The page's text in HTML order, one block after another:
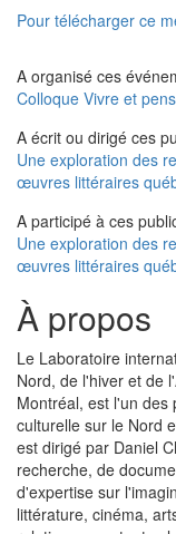
Pour télécharger ce
A organisé ces
Colloque Vivre et
A écrit ou dirigé ces
Une exploration des
œuvres littéraires
A participé à ces
Une exploration des
œuvres littéraires
À propos
Le Laboratoire
Nord, de l'hiver et de
Montréal, est l'un des
culturelle sur le Nord
est dirigé par Daniel
recherche, de
d'expertise sur
littérature, cinéma,